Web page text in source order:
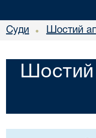
Суди • Шостий
Шостий